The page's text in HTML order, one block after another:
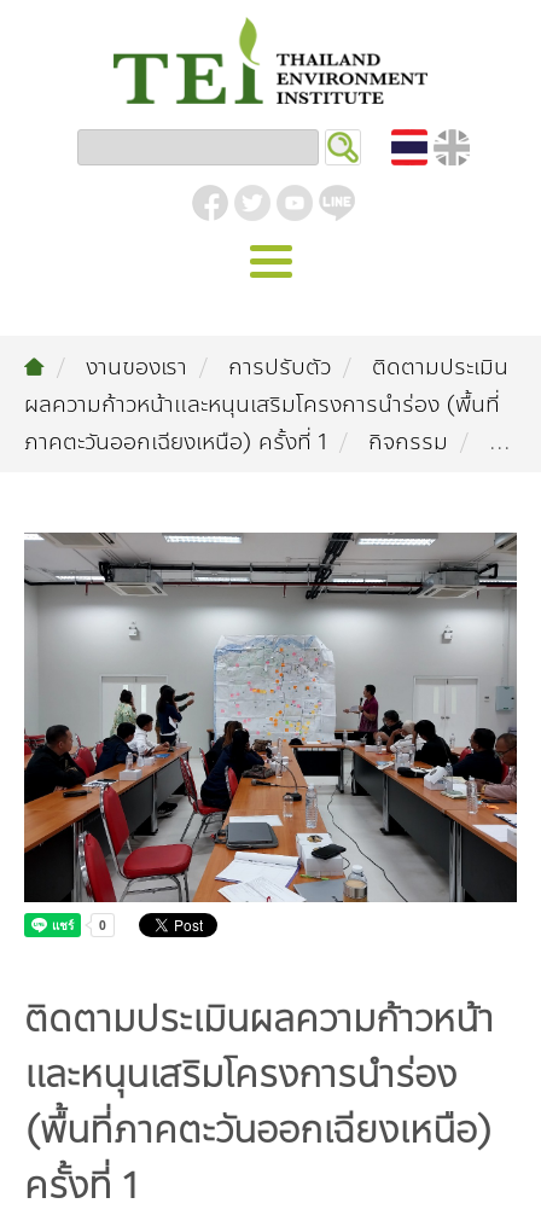
รู้จัก ม.ส.ท.
วิสัยทัศน์ | พันธกิจ
คณะกรรมการมูลนิธิ
คณะกรรมการบริหารสถาบัน
คณะผู้บริหาร
เจ้าหน้าที่
วิถีเรา
สโลแกน
รายงานประจำปี | รายงานงบการเงิน
สำนักงานสีเขียว
รางวัลและเกียรติประวัติ
กองทุน
กองทุน ดร.ธีระ พันธุมวนิช
กองทุนสุขภาพกับสภาวะโลกร้อน
งานของเรา
อุตสาหกรรมยั่งยืน
มลพิษอุตสาหกรรม
สิ่งแวดล้อมเมืองและชุมชน
ชุมชนและเมืองน่าอยู่
ขยะชุมชน-ขยะอาหาร
ขยะพลาสติก
ฝุ่น PM2.5
การผลิตและการบริโภคยั่งยืน
ฉลากเขียว
ฉลากสิ่งแวดล้อม
บริการที่เป็นมิตรกับสิ่งแวดล้อม
ที่ปรึกษาคาร์บอนฟุตพริ้นท์
จัดซื้อจัดจ้างที่เป็นมิตรกับสิ่งแวดล้อม
ทรัพยากรธรรมชาติ
ทรัพยากรทางบก
ทรัพยากรทางทะเลและชายฝั่ง
ความหลากหลายทางชีวภาพ
การเปลี่ยนแปลงสภาพภูมิอากาศ
การลดก๊าซเรือนกระจก
การปรับตัว
การพัฒนาบุคลากรด้านสิ่งแวดล้อม
งานฝึกอบรม
สิ่งแวดล้อมศึกษา
นโยบาย แผน เครือข่ายสิ่งแวดล้อม
นโยบายและแผนสิ่งแวดล้อม
บทความ
อินโฟกราฟิก | โปสเตอร์
คลิปวิดีโอ
เอกสารเผยแพร่
สิ่งพิมพ์จำหน่าย
กิจกรรมข่าวสาร
กิจกรรมของเรา
ข่าวสิ่งแวดล้อม
ร่วมงานกับเรา
งาน
ฝึกงาน
ติดต่อเรา
งานของเรา การปรับตัว
ติดตามประเมิน
ผลความก้าวหน้าและหนุนเสริมโครงการนำร่อง (พื้นที่
ภาคตะวันออกเฉียงเหนือ) ครั้งที่ 1
กิจกรรม ...
ติดตามประเมินผลความก้าวหน้า
และหนุนเสริมโครงการนำร่อง
(พื้นที่ภาคตะวันออกเฉียงเหนือ)
ครั้งที่ 1